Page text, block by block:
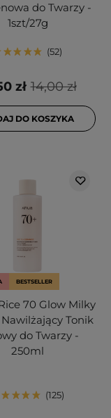
do Twarzy -
1szt/27g
52
14,00 zł
zł
DO KOSZYKA
BESTSELLER
70 Glow Milky
Tonik
do Twarzy -
250ml
125